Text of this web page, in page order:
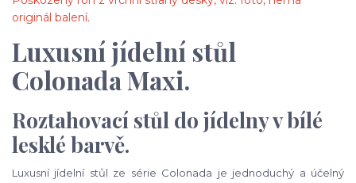
originál balení.
Luxusní jídelní stůl
Colonada Maxi.
Roztahovací stůl do jídelny v bílé
lesklé barvě.
Luxusní jídelní stůl ze série Colonada je jednoduchý a účelný